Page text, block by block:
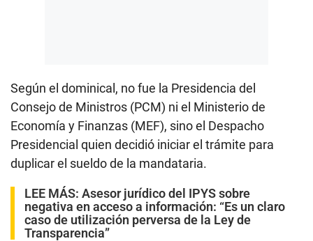
Según el dominical, no fue la Presidencia del
Consejo de Ministros (PCM) ni el Ministerio de
Economía y Finanzas (MEF), sino el Despacho
Presidencial quien decidió iniciar el trámite para
duplicar el sueldo de la mandataria.
LEE MÁS: Asesor jurídico del IPYS sobre
negativa en acceso a información: “Es un claro
caso de utilización perversa de la Ley de
Transparencia”